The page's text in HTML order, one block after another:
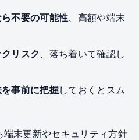
不要の可能性、高額や端末
リスク
、落ち着いて確認し
事前に把握しておくとスム
末更新やセキュリティ方針